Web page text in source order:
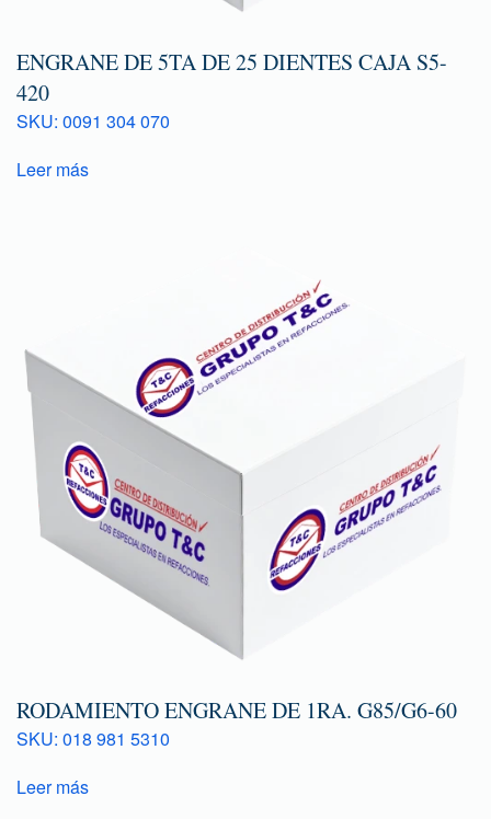
ENGRANE DE 5TA DE 25 DIENTES CAJA S5-
420
SKU: 0091 304 070
Leer más
RODAMIENTO ENGRANE DE 1RA. G85/G6-60
SKU: 018 981 5310
Leer más